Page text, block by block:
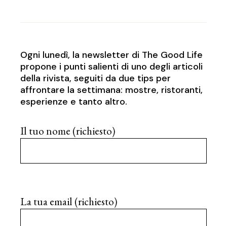
Ogni lunedì, la newsletter di The Good Life
propone i punti salienti di uno degli articoli
della rivista, seguiti da due tips per
affrontare la settimana: mostre, ristoranti,
esperienze e tanto altro.
Il tuo nome (richiesto)
La tua email (richiesto)